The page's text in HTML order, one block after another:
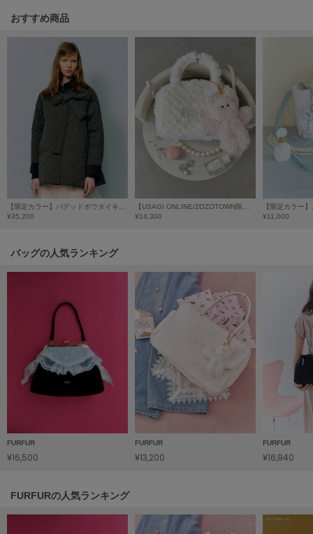
Sneakers by emmi
Snow Peak
スノーピーク
SNIDEL
スナイデル
SNIDEL HOME
スナイデル ホーム
SOFER
ソフェル
ソリン
Stylevoice for xxx
スタイルヴォイスフォー
SUICOKE
スイコック
SUPERGA
スペルガ
スワネ
トーアンドトー
おすすめ商品
¥35,200
¥14,300
¥11,000
バッグの人気ランキング
FURFUR
¥16,500
FURFUR
¥13,200
FURFUR
¥16,940
FURFURの人気ランキング